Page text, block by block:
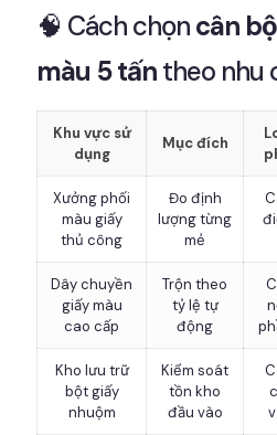
🧠 Cách chọncân
màu 5 tấntheo nhu
Khu vực sử
dụng
Mục đích
Xưởng phối
màu giấy
thủ công
Đo định
lượng từng
mẻ
Dây chuyền
giấy màu
cao cấp
Trộn theo
tỷ lệ tự
động
Kho lưu trữ
bột giấy
nhuộm
Kiểm soát
tồn kho
đầu vào